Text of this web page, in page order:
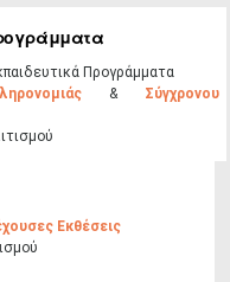
Προγράμ​ματα
& Σύγχρονου
Εκθέσει​ς